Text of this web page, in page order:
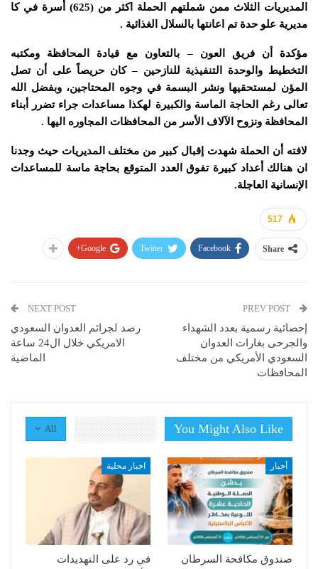
المديريات الثلاث ممن شملتهم الحملة اكثر من (625) أسرة في كا
مديرية علو حدة تم اعانتها بالسلال الغذائية .
مؤكدة أن فريق العون – بالتعاون مع قيادة المحافظة ومكتبه
التخطيط والوحدة التنفيذية للنازحين – كان حريصاً على أن تصل
المؤن لمستحقيها ونشر البسمة في وجوه المحتاجين، وبفضل الله
تعالى رغم الحاجة الماسة والكبيرة لهكذا مساعدات جراء تضرر أبناء
المحافظة ونزوح الآلاف الأسر من المحافظات المجاوره اليها .
لافته أن الحملة شهدت إقبال كبير من مختلف المديريات حيث وجدنا
ان هنالك أعداد كبيرة تفوق العدد المتوقع بحاجة ماسة للمساعدات
الإنسانية العاجلة.
517
Share
Facebook
Twitter
Google+
إحصائية رسمية بعدد الشهداء
والجرحى بغارات العدوان
السعودي الأمريكي من مختلف
المحافظات
NEXT POST
رصد لجرائم العدوان السعودي
الامريكي خلال ال24 ساعة
الماضية
All You Might Also Like
أخبار
صندوق مكافحة السرطان
اخبار محلية
في رد على التهديدات